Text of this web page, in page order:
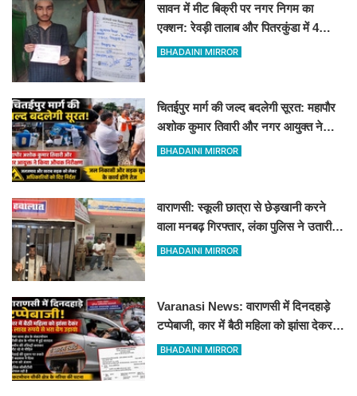
सावन में मीट बिक्री पर नगर निगम का
एक्शन: रेवड़ी तालाब और पितरकुंडा में 4
दुकानों पर गिरी गाज
BHADAINI MIRROR
चितईपुर मार्ग की जल्द बदलेगी सूरत: महापौर
अशोक कुमार तिवारी और नगर आयुक्त ने
किया औचक निरीक्षण
BHADAINI MIRROR
वाराणसी: स्कूली छात्रा से छेड़खानी करने
वाला मनबढ़ गिरफ्तार, लंका पुलिस ने उतारी
हीरोपंती
BHADAINI MIRROR
Varanasi News: वाराणसी में दिनदहाड़े
टप्पेबाजी, कार में बैठी महिला को झांसा देकर 5
लाख रुपये से भरा बैग उड़ाया
BHADAINI MIRROR